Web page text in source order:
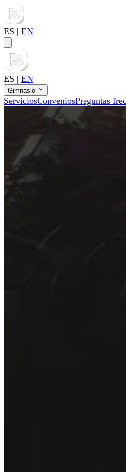
ES | EN
ES | EN
Gimnasio
ServiciosConveniosPreguntas